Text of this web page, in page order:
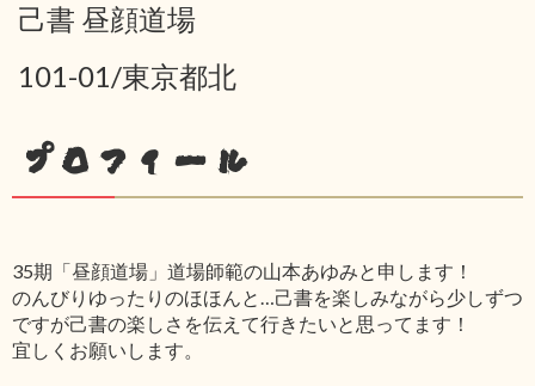
己書 昼顔道場
101-01/東京都北
プロフィール
35期「昼顔道場」道場師範の山本あゆみと申します！
のんびりゆったりのほほんと…己書を楽しみながら少しずつ
ですが己書の楽しさを伝えて行きたいと思ってます！
宜しくお願いします。